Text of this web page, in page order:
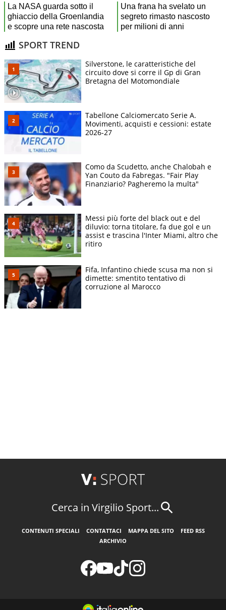
SPORT TREND
Silverstone, le caratteristiche del
circuito dove si corre il Gp di Gran
Bretagna del Motomondiale
Tabellone Calciomercato Serie A.
Movimenti, acquisti e cessioni: estate
2026-27
Como da Scudetto, anche Chalobah e
Yan Couto da Fabregas. "Fair Play
Finanziario? Pagheremo la multa"
Messi più forte del black out e del
diluvio: torna titolare, fa due gol e un
assist e trascina l'Inter Miami, altro che
ritiro
Fifa, Infantino chiede scusa ma non si
dimette: smentito tentativo di
corruzione al Marocco
Cerca in Virgilio Sport...
CONTENUTI SPECIALI CONTATTACI MAPPA DEL SITO
FEED RSS
ARCHIVIO